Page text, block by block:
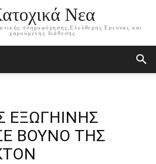
Νεα
πληροφόρησης,Ελεύθερης Ερευνας και
χαρούμενης διάθεσης
ΕΞΩΓΗΙΝΗΣ
ΒΟΥΝΟ ΤΗΣ